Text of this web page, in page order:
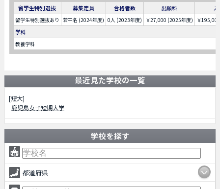
留学生特別選抜 募集定員 合格者数 出願料
留学生特別選抜あり 若干名 (2024年度) 0人 (2023年度) ￥27,000 (2025年度) ￥
学科
教養学科
最近見た学校の一覧
[短大]
鹿児島女子短期大学
学校を探す
都道府県